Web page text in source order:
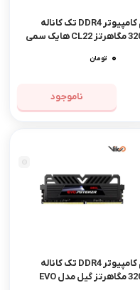
رم کامپیوتر DDR4 تک کاناله
3200 مگاهرتز CL22 هایک سمی
0 تومان
ناموجود
رم کامپیوتر DDR4 تک کاناله
3200 مگاهرتز گیل مدل EVO